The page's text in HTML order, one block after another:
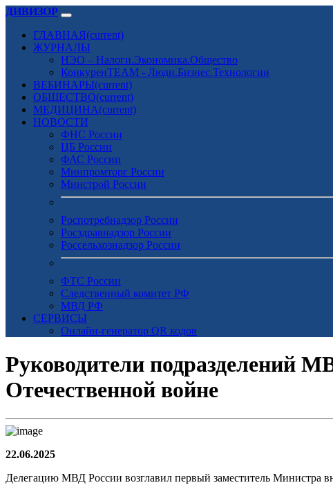
ДИВИЗОР
ГЛАВНАЯ(current)
ЖУРНАЛЫ
НЭО – Налоги.Экономика.Общество
КонкуренTEAM - Люди.Бизнес.Технологии
ВЕБИНАРЫ(current)
ОБЩЕСТВО(current)
МЕДИЦИНА(current)
НОВОСТИ
ФНС России
ЦБ России
ФАС России
Минпромторг России
Минстрой России
Роспотребнадзор России
Росздравнадзор России
Россельхознадзор России
ФТС России
Следственный комитет РФ
МВД РФ
СЕРВИСЫ
Онлайн-генератор QR кодов
Руководители подразделений
Отечественной войне
22.06.2025
Делегацию МВД России возглавил первый заместитель Министра